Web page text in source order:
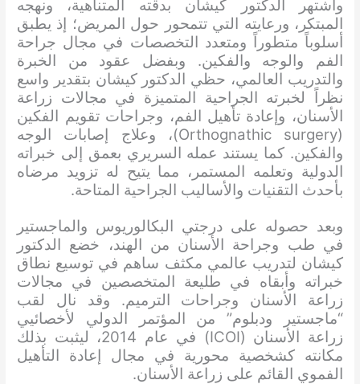
واشتهر الدكتور كيشان بدقته المتناهية، ونهجه
المبتكر، ورعايته التي تتمحور حول المريض؛ إذ يطبق
أسلوباً متطوراً ومتعدد التخصصات في مجال جراحة
الفم والوجه والفكين. وبفضل عقود من الخبرة
والتدريب العالمي، حظي الدكتور كيشان بتقدير واسع
نظراً لخبرته الجراحية المتميزة في مجالات زراعة
الأسنان، وإعادة تأهيل الفم، وجراحات تقويم الفكين
(Orthognathic surgery)، وعلاج إصابات الوجه
والفكين. كما يستند عمله السريري بعمق إلى خبراته
الدولية وتعلمه المستمر، مما يتيح له تزويد مرضاه
بأحدث التقنيات والأساليب الجراحية المتاحة.
وبعد حصوله على درجتي البكالوريوس والماجستير
في طب وجراحة الأسنان من الهند، خضع الدكتور
كيشان لتدريب عالمي مكثف ساهم في توسيع نطاق
خبراته وأبقاه في طليعة المتخصصين في مجالات
زراعة الأسنان وجراحات الترميم. وقد نال لقب
“ماجستير ودبلوم” من المؤتمر الدولي لأخصائيي
زراعة الأسنان (ICOI) في عام 2014، ليثبت بذلك
مكانته كشخصية محورية في مجال إعادة التأهيل
الفموي القائم على زراعة الأسنان.